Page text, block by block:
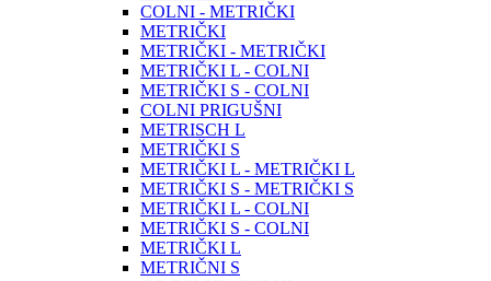
COLNI - METRIČKI
METRIČKI
METRIČKI - METRIČKI
METRIČKI L - COLNI
METRIČKI S - COLNI
COLNI PRIGUŠNI
METRISCH L
METRIČKI S
METRIČKI L - METRIČKI L
METRIČKI S - METRIČKI S
METRIČKI L - COLNI
METRIČKI S - COLNI
METRIČKI L
METRIČNI S